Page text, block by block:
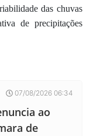
das chuvas
de precipitações
07/08/2026 06:34
ao
de